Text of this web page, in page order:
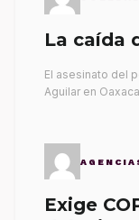
La caída
El asesinato del
Aguilar en
Exige